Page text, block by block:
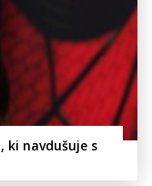
ki navdušuje s